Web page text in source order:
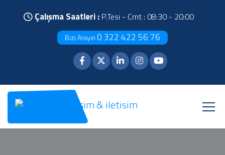
Çalışma Saatleri : P.Tesi - Cmt : 08:30 - 20:00
Bizi Arayın 0 322 422 56 76